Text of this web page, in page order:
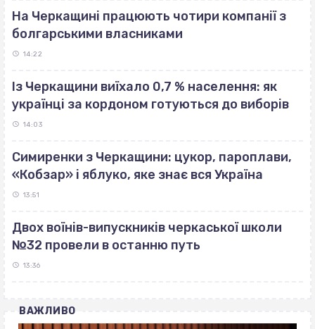
На Черкащині працюють чотири компанії з
болгарськими власниками
14:22
Із Черкащини виїхало 0,7 % населення: як
українці за кордоном готуються до виборів
14:03
Симиренки з Черкащини: цукор, пароплави,
«Кобзар» і яблуко, яке знає вся Україна
13:51
Двох воїнів-випускників черкаської школи
№32 провели в останню путь
13:36
ВАЖЛИВО